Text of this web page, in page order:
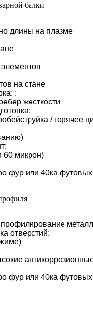
балки
длины на плазме
на стане
:
жесткости
/ горячее
60 микрон)
фур или 40ка
профилирование
отверстий:
фур или 40ка